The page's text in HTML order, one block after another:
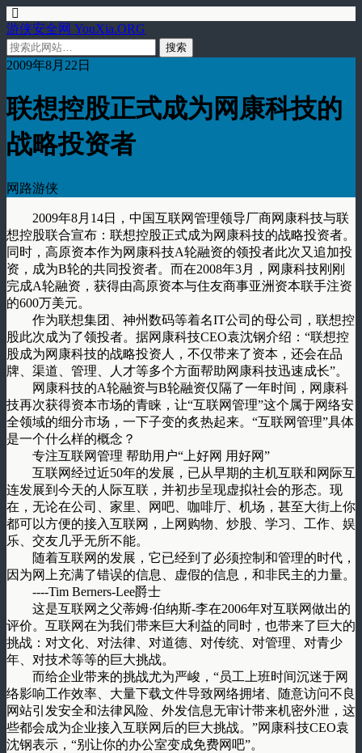
游侠安全网 YouXia.ORG
2009年8月22日
联想控股正式成为网康科技的
战略投资者
网路游侠
2009年8月14日，中国互联网管理领导厂商网康科技与联
想控股联合宣布：联想控股正式成为网康科技的战略投资者。
同时，高原资本作为网康科技A轮融资的领投者此次又追加投
资，成为B轮的共同投资者。而在2008年3月，网康科技刚刚
完成A轮融资，获得由高原资本与住友商事亚洲资本联手注资
的600万美元。
作为联想集团、神州数码等着名IT公司的母公司，联想控
股此次成为了领投者。据网康科技CEO袁沈钢介绍：“联想控
股成为网康科技的战略投资人，不仅带来了资本，还会在品
牌、渠道、管理、人才等多个方面帮助网康科技迅速成长”。
网康科技的A轮融资与B轮融资仅隔了一年时间，网康科
技再次获得资本市场的青睐，让“互联网管理”这个属于网络安
全领域的细分市场，一下子变的炙热起来。“互联网管理”具体
是一个什么样的概念？
专注互联网管理 帮助用户“上好网 用好网”
互联网经过近50年的发展，已从早期的主机互联和网际互
连发展到今天的人际互联，并初步呈现虚拟社会的形态。现
在，无论在公司、家里、网吧、咖啡厅、机场，甚至大街上你
都可以方便的接入互联网，上网购物、炒股、学习、工作、娱
乐、交友几乎无所不能。
随着互联网的发展，它已经到了必须控制和管理的时代，
因为网上充满了错误的信息、虚假的信息，和非民主的力量。
----Tim Berners-Lee爵士
这是互联网之父蒂姆·伯纳斯-李在2006年对互联网做出的
评价。互联网在为我们带来巨大利益的同时，也带来了巨大的
挑战：对文化、对法律、对道德、对传统、对管理、对青少
年、对技术等等的巨大挑战。
而给企业带来的挑战尤为严峻，“员工上班时间沉迷于网
络影响工作效率、大量下载文件导致网络拥堵、随意访问不良
网站引发安全和法律风险、外发信息无审计带来机密外泄，这
些都会成为企业接入互联网后的巨大挑战。”网康科技CEO袁
沈钢表示，“别让你的办公室变成免费网吧”。